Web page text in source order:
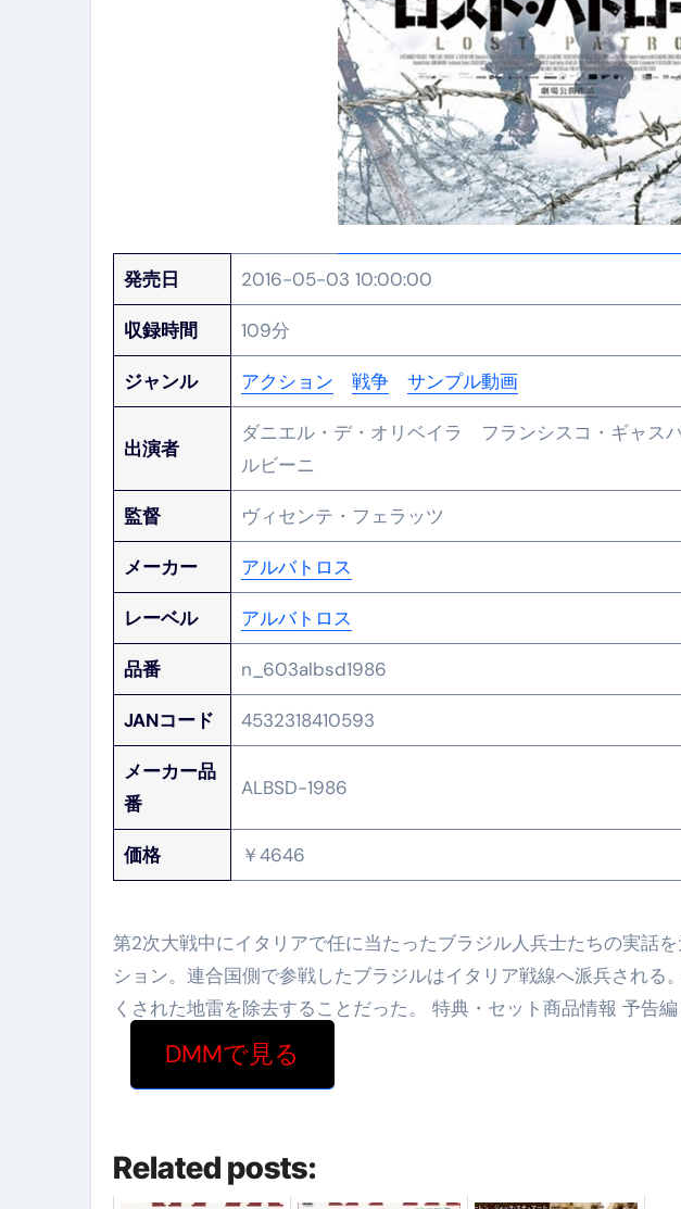
発売日 2016-05-03 10:00:00
収録時間 109分
ジャンル アクション 戦争 サンプル動画
出演者
ダニエル・デ・オリベイラ フランシスコ・ギャ
ルビーニ
監督 ヴィセンテ・フェラッツ
メーカー アルバトロス
レーベル アルバトロス
品番 n_603albsd1986
JANコード 4532318410593
メーカー品
番
ALBSD-1986
価格 ￥4646
第2次大戦中にイタリアで任に当たったブラジル人兵士たちの実話
ション。連合国側で参戦したブラジルはイタリア戦線へ派兵される
くされた地雷を除去することだった。 特典・セット商品情報 予告
DMMで見る
Related posts: